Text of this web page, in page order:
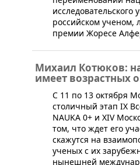
исследовательского
российском ученом,
премии Жоресе
Михаил Котюков:
имеет возрастных
С 11 по 13 октября
столичный этап IХ
NAUKA 0+ и XIV
том, что ждет его
скажутся на
ученых с их
нынешней